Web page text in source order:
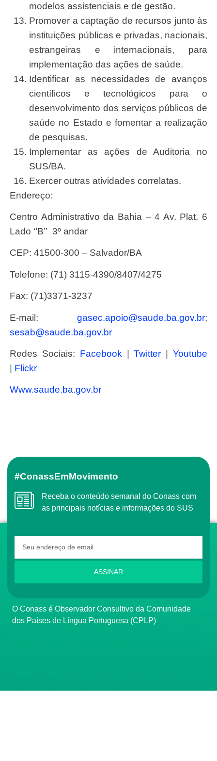
modelos assistenciais e de gestão.
Promover a captação de recursos junto às
instituições públicas e privadas, nacionais,
estrangeiras e internacionais, para
implementação das ações de saúde.
Identificar as necessidades de avanços
científicos e tecnológicos para o
desenvolvimento dos serviços públicos de
saúde no Estado e fomentar a realização
de pesquisas.
Implementar as ações de Auditoria no
SUS/BA.
Exercer outras atividades correlatas.
Endereço:
Centro Administrativo da Bahia – 4 Av. Plat. 6
Lado ‘’B’’ 3º andar
CEP: 41500-300 – Salvador/BA
Telefone: (71) 3115-4390/8407/4275
Fax: (71)3371-3237
E-mail: gasec.apoio@saude.ba.gov.br;
sesab@saude.ba.gov.br
Redes Sociais: Facebook |Twitter |Youtube
Flickr
www.saude.ba.gov.br
#ConassEmMovimento
Receba o conteúdo semanal do Conass com
as principais notícias e informações do SUS
ASSINAR
O Conass é Observador Consultivo da Comunidade
dos Países de Língua Portuguesa (CPLP)